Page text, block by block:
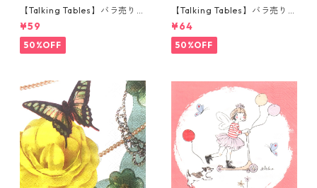
【Talking Tables】バラ売り1
枚 カクテルサイズ ペーパーナ
プキン Blossom Girls ピンク
¥59
50%OFF
【Talking Tables】バラ売り1
枚 ランチサイズ ペーパーナプ
キン MEADOW ホワイト
¥64
50%OFF